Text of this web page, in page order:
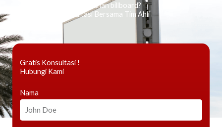
Ingin tahu tentang periklanan billboard?
Kami Berikan Konsultasi Bersama Tim Ahli
Gratis Konsultasi !
Hubungi Kami
Nama